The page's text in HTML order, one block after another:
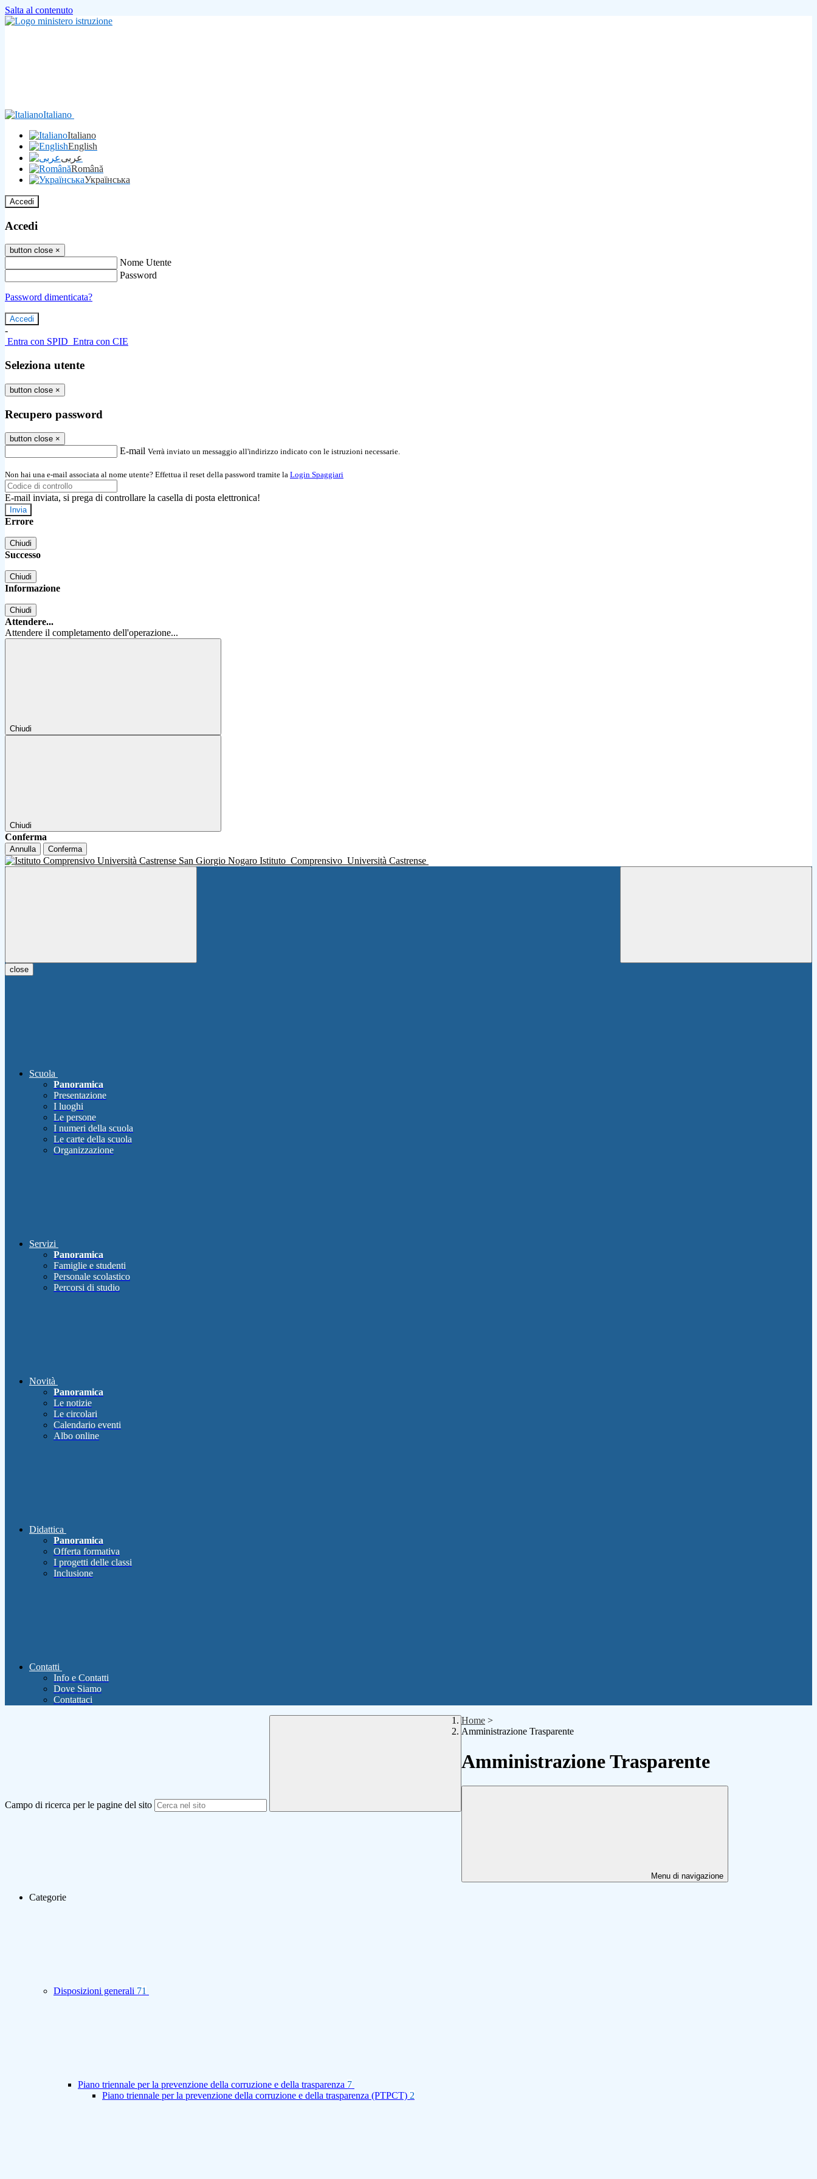
Salta al contenuto
Italiano
Italiano
English
عربى
Română
Українська
Accedi
Accedi
button close ×
Nome Utente
Password
Password dimenticata?
-
Entra con SPID Entra con CIE
Seleziona utente
button close ×
Recupero password
button close ×
E-mail Verrà inviato un messaggio all'indirizzo indicato con le istruzioni necessarie.
Non hai una e-mail associata al nome utente? Effettua il reset della password tramite la Login Spaggiari
E-mail inviata, si prega di controllare la casella di posta elettronica!
Errore
Chiudi
Successo
Chiudi
Informazione
Chiudi
Attendere...
Attendere il completamento dell'operazione...
Chiudi
Chiudi
Conferma
Annulla Conferma
Istituto Comprensivo Università Castrense
close
Scuola
Panoramica
Presentazione
I luoghi
Le persone
I numeri della scuola
Le carte della scuola
Organizzazione
Servizi
Panoramica
Famiglie e studenti
Personale scolastico
Percorsi di studio
Novità
Panoramica
Le notizie
Le circolari
Calendario eventi
Albo online
Didattica
Panoramica
Offerta formativa
I progetti delle classi
Inclusione
Contatti
Info e Contatti
Dove Siamo
Contattaci
Campo di ricerca per le pagine del sito
Home >
Amministrazione Trasparente
Amministrazione Trasparente
Menu di navigazione
Categorie
Disposizioni generali 71
Piano triennale per la prevenzione della corruzione e della trasparenza 7
Piano triennale per la prevenzione della corruzione e della trasparenza (PTPCT) 2